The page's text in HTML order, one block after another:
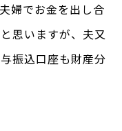
婦でお金を出し合
思いますが、夫又
振込口座も財産分